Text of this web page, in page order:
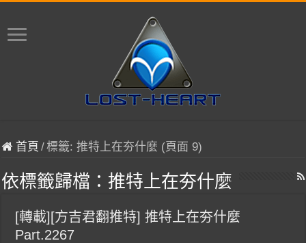
首頁 /標籤:推特上在夯什麼 (頁面 9)
依標籤歸檔： 推特上在夯什麼
[轉載][方吉君翻推特] 推特上在夯什麼
Part.2267